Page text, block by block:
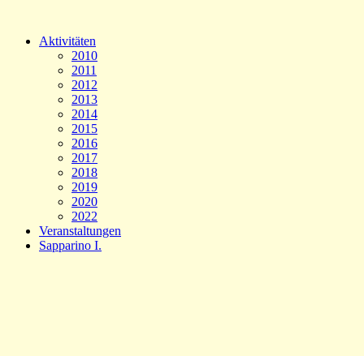
Aktivitäten
2010
2011
2012
2013
2014
2015
2016
2017
2018
2019
2020
2022
Veranstaltungen
Sapparino I.